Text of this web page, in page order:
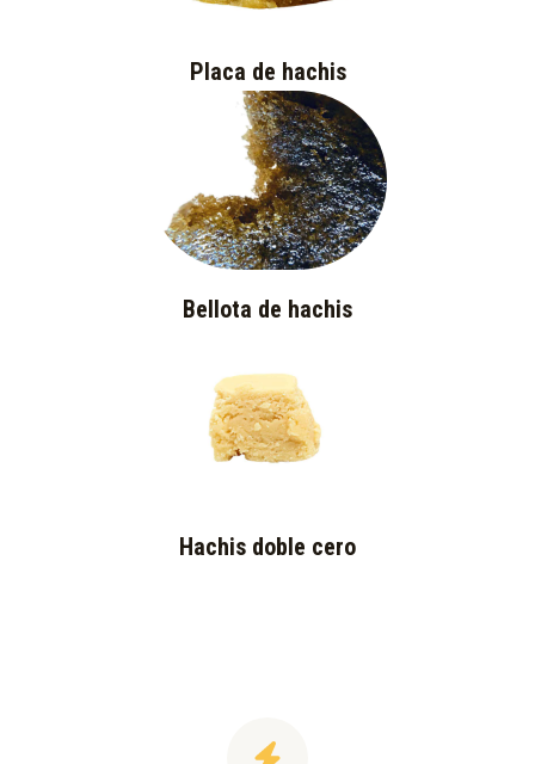
Placa de hachis
Bellota de hachis
Hachis doble cero